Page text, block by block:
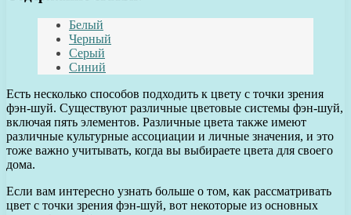
Белый
Черный
Серый
Синий
Есть несколько способов подходить к цвету с точки зрения
фэн-шуй. Существуют различные цветовые системы фэн-шуй,
включая пять элементов. Различные цвета также имеют
различные культурные ассоциации и личные значения, и это
тоже важно учитывать, когда вы выбираете цвета для своего
дома.
Если вам интересно узнать больше о том, как рассматривать
цвет с точки зрения фэн-шуй, вот некоторые из основных